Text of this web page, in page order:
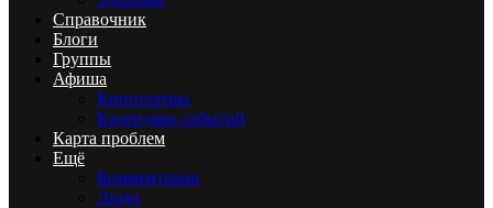
Справочник
Блоги
Группы
Афиша
Кинотеатры
Календарь событий
Карта проблем
Ещё
Комментарии
Люди